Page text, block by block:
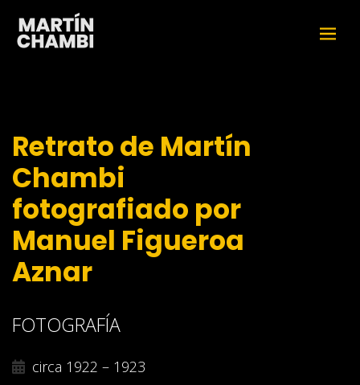
Retrato de Martín
Chambi
fotografiado por
Manuel Figueroa
Aznar
FOTOGRAFÍA
circa 1922 – 1923